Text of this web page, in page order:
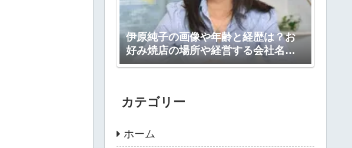
伊原純子の画像や年齢と経歴は？お
好み焼店の場所や経営する会社名
は？
カテゴリー
ホーム